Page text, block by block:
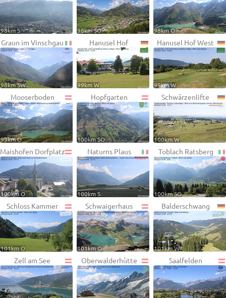
98km S 98km SO 98km O
Graun im Vinschgau
98km SW
Hanusel Hof
99km W
Hanusel Hof West
99km W
Mooserboden
99km O
Hopfgarten
100km SO
Schwärzenlifte
100km W
Maishofen Dorfplatz
100km O
Naturns Plaus
100km S
Toblach Ratsberg
100km SO
Schloss Kammer
101km O
Schwaigerhaus
101km O
Balderschwang
101km W
Zell am See Oberwalderhütte Saalfelden